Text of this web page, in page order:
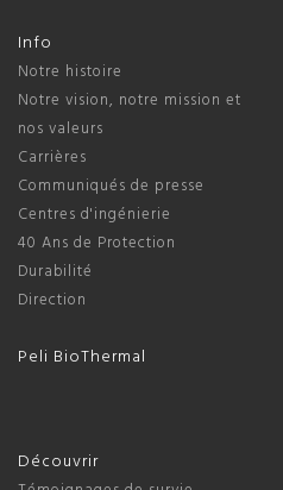
Info
Notre histoire
Notre vision, notre mission et
nos valeurs
Carrières
Communiqués de presse
Centres d'ingénierie
40 Ans de Protection
Durabilité
Direction
Peli BioThermal
Découvrir